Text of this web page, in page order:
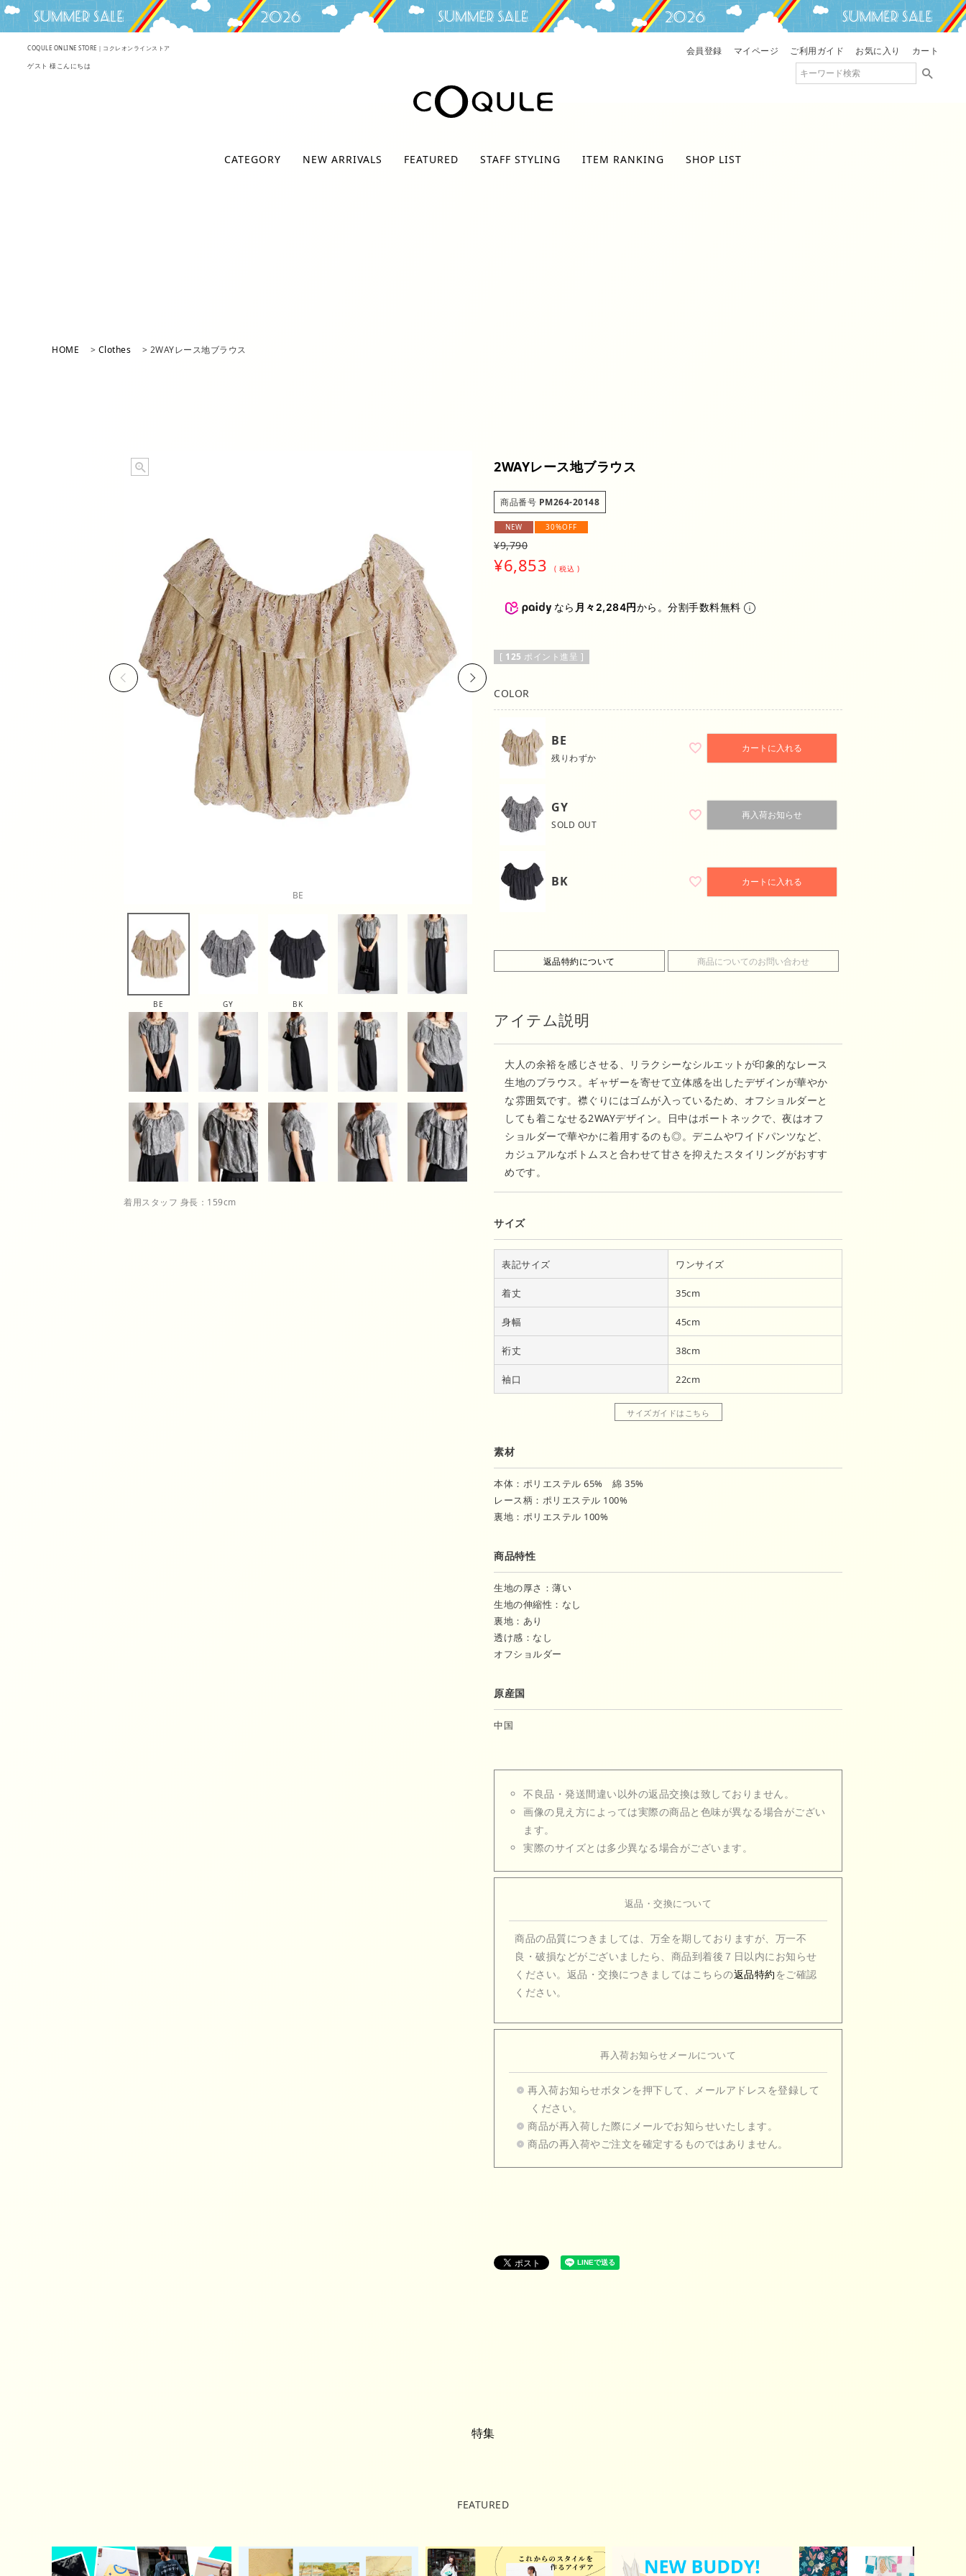
COQULE ONLINE STORE｜コクレオンラインストア
ゲスト 様こんにちは
会員登録 マイページ ご利用ガイド お気に入り カート
CATEGORY NEW ARRIVALS FEATURED STAFF STYLING ITEM RANKING SHOP LIST
HOME Clothes 2WAYレース地ブラウス
Previous
BE
Next
BE GY BK
着用スタッフ 身長：159cm
2WAYレース地ブラウス
商品番号 PM264-20148
NEW 30%OFF
¥9,790
¥6,853 税込
なら 月々2,284円から。分割手数料無料
[ 125 ポイント進呈 ]
COLOR
BE
残りわずか
カートに入れる
GY
SOLD OUT
再入荷お知らせ
BK カートに入れる
返品特約について 商品についてのお問い合わせ
アイテム説明
大人の余裕を感じさせる、リラクシーなシルエットが印象的なレース
生地のブラウス。ギャザーを寄せて立体感を出したデザインが華やか
な雰囲気です。襟ぐりにはゴムが入っているため、オフショルダーと
しても着こなせる2WAYデザイン。日中はボートネックで、夜はオフ
ショルダーで華やかに着用するのも◎。デニムやワイドパンツなど、
カジュアルなボトムスと合わせて甘さを抑えたスタイリングがおすす
めです。
サイズ
表記サイズ ワンサイズ
着丈 35cm
身幅 45cm
裄丈 38cm
袖口 22cm
サイズガイドはこちら
素材
本体：ポリエステル 65% 綿 35%
レース柄：ポリエステル 100%
裏地：ポリエステル 100%
商品特性
生地の厚さ：薄い
生地の伸縮性：なし
裏地：あり
透け感：なし
オフショルダー
原産国
中国
不良品・発送間違い以外の返品交換は致しておりません。
画像の見え方によっては実際の商品と色味が異なる場合がござい
ます。
実際のサイズとは多少異なる場合がございます。
返品・交換について
商品の品質につきましては、万全を期しておりますが、万一不
良・破損などがございましたら、商品到着後７日以内にお知らせ
ください。返品・交換につきましてはこちらの返品特約 をご確認
ください。
再入荷お知らせメールについて
再入荷お知らせボタンを押下して、メールアドレスを登録して
ください。
商品が再入荷した際にメールでお知らせいたします。
商品の再入荷やご注文を確定するものではありません。
特集
FEATURED